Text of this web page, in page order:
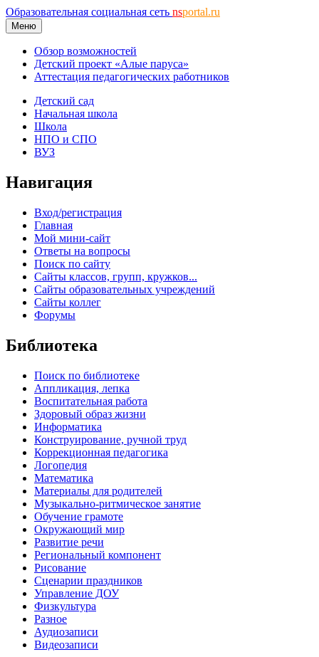
Образовательная социальная сеть nsportal.ru
Меню
Обзор возможностей
Детский проект «Алые паруса»
Аттестация педагогических работников
Детский сад
Начальная школа
Школа
НПО и СПО
ВУЗ
Навигация
Вход/регистрация
Главная
Мой мини-сайт
Ответы на вопросы
Поиск по сайту
Сайты классов, групп, кружков...
Сайты образовательных учреждений
Сайты коллег
Форумы
Библиотека
Поиск по библиотеке
Аппликация, лепка
Воспитательная работа
Здоровый образ жизни
Информатика
Конструирование, ручной труд
Коррекционная педагогика
Логопедия
Математика
Материалы для родителей
Музыкально-ритмическое занятие
Обучение грамоте
Окружающий мир
Развитие речи
Региональный компонент
Рисование
Сценарии праздников
Управление ДОУ
Физкультура
Разное
Аудиозаписи
Видеозаписи